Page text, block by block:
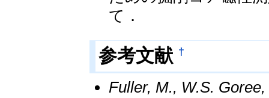
て．
参考文献 †
Fuller, M., W.S.